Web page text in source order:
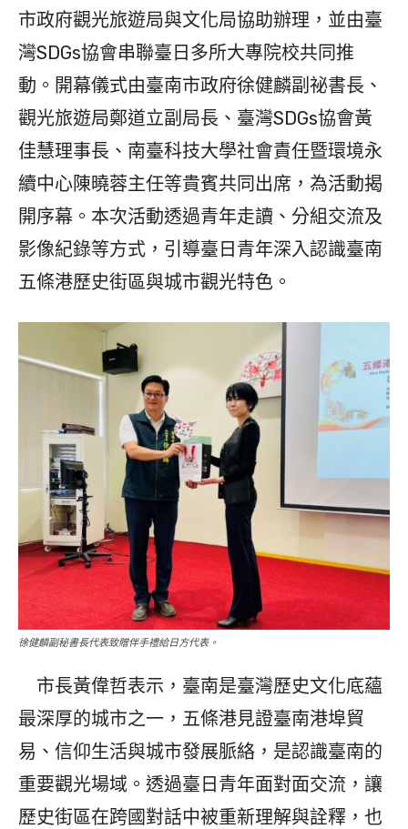
市政府觀光旅遊局與文化局協助辦理，並由臺
灣SDGs協會串聯臺日多所大專院校共同推
動。開幕儀式由臺南市政府徐健麟副祕書長、
觀光旅遊局鄭道立副局長、臺灣SDGs協會黃
佳慧理事長、南臺科技大學社會責任暨環境永
續中心陳曉蓉主任等貴賓共同出席，為活動揭
開序幕。本次活動透過青年走讀、分組交流及
影像紀錄等方式，引導臺日青年深入認識臺南
五條港歷史街區與城市觀光特色。
徐健麟副秘書長代表致贈伴手禮給日方代表。
市長黃偉哲表示，臺南是臺灣歷史文化底蘊
最深厚的城市之一，五條港見證臺南港埠貿
易、信仰生活與城市發展脈絡，是認識臺南的
重要觀光場域。透過臺日青年面對面交流，讓
歷史街區在跨國對話中被重新理解與詮釋，也